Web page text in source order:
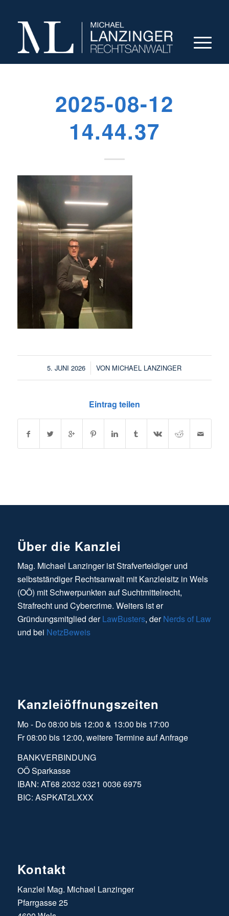
2025-08-12
14.44.37
5. JUNI 2026
/ VON MICHAEL LANZINGER
Eintrag teilen
Über die Kanzlei
Mag. Michael Lanzinger ist Strafverteidiger und
selbstständiger Rechtsanwalt mit Kanzleisitz in Wels
(OÖ) mit Schwerpunkten auf Suchtmittelrecht,
Strafrecht und Cybercrime. Weiters ist er
Gründungsmitglied derLawBusters, derNerds of Law
und bei NetzBeweis
Kanzleiöffnungszeiten
Mo - Do 08:00 bis 12:00 & 13:00 bis 17:00
Fr 08:00 bis 12:00, weitere Termine auf Anfrage
BANKVERBINDUNG
OÖ Sparkasse
IBAN: AT68 2032 0321 0036 6975
BIC: ASPKAT2LXXX
Kontakt
Kanzlei Mag. Michael Lanzinger
Pfarrgasse 25